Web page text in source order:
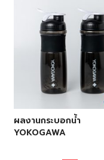
ผลงานกระบอกน้ำ
YOKOGAWA